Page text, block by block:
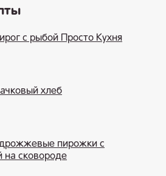
с рыбой Просто Кухня
хлеб
пирожки с
на сковороде